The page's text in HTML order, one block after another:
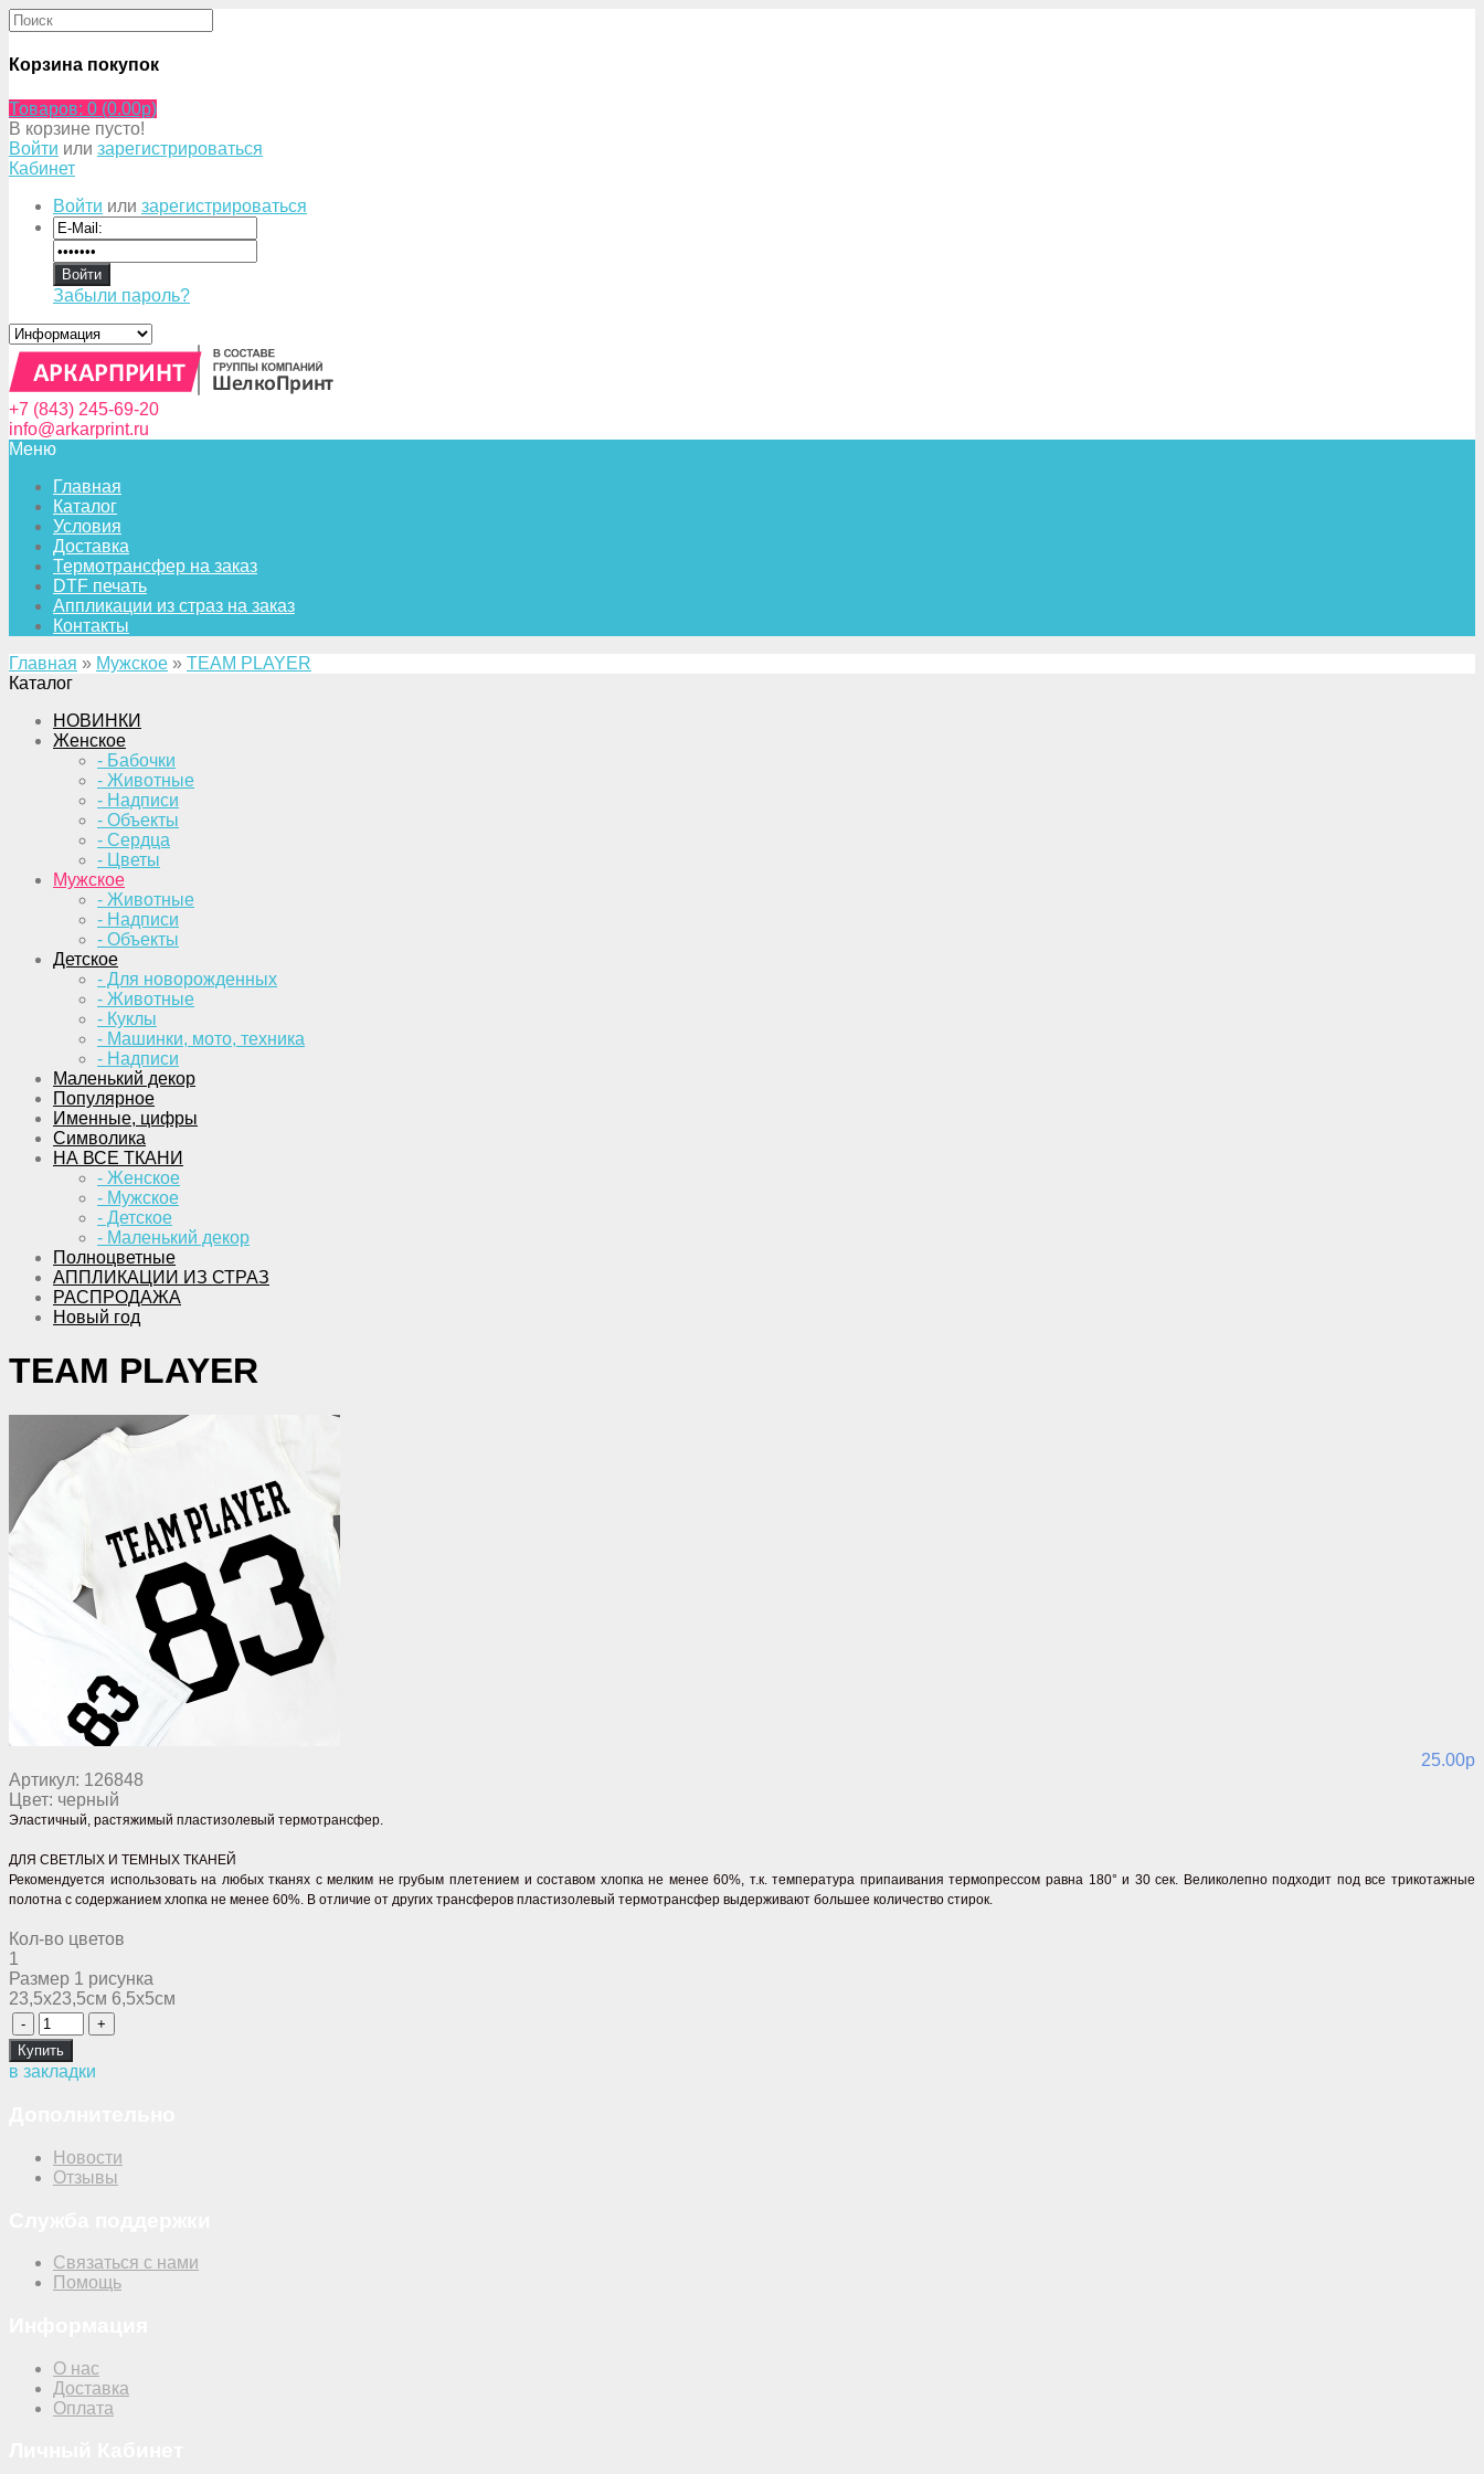
Корзина покупок
Товаров: 0 (0.00p)
В корзине пусто!
Войти или зарегистрироваться
Кабинет
Войти или зарегистрироваться
Забыли пароль?
+7 (843) 245-69-20
info@arkarprint.ru
Меню
Главная
Каталог
Условия
Доставка
Термотрансфер на заказ
DTF печать
Аппликации из страз на заказ
Контакты
Главная » Мужское » TEAM PLAYER
Каталог
НОВИНКИ
Женское
- Бабочки
- Животные
- Надписи
- Объекты
- Сердца
- Цветы
Мужское
- Животные
- Надписи
- Объекты
Детское
- Для новорожденных
- Животные
- Куклы
- Машинки, мото, техника
- Надписи
Маленький декор
Популярное
Именные, цифры
Символика
НА ВСЕ ТКАНИ
- Женское
- Мужское
- Детское
- Маленький декор
Полноцветные
АППЛИКАЦИИ ИЗ СТРАЗ
РАСПРОДАЖА
Новый год
TEAM PLAYER
25.00p
Артикул: 126848
Цвет: черный
Эластичный, растяжимый пластизолевый термотрансфер.
ДЛЯ СВЕТЛЫХ И ТЕМНЫХ ТКАНЕЙ
Рекомендуется использовать на любых тканях с мелким не грубым плетением и составом хлопка не менее 60%, т.к. температура припаивания термопрессом равна 180° и 30 сек. Великолепно подходит под все трикотажные
полотна с содержанием хлопка не менее 60%. В отличие от других трансферов пластизолевый термотрансфер выдерживают большее количество стирок.
Кол-во цветов
1
Размер 1 рисунка
23,5х23,5см 6,5х5см
в закладки
Новости
Отзывы
Связаться с нами
Помощь
О нас
Доставка
Оплата